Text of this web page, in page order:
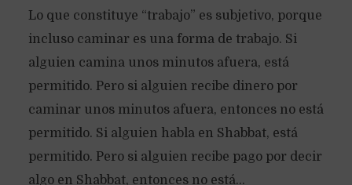
Lo que constituye “trabajo” es subjetivo, porque
incluso caminar es una forma de trabajo. Si
alguien camina unos minutos afuera, está
permitido. Pero si alguien recibe dinero por
caminar unos minutos afuera, entonces no está
permitido. Si alguien habla en Shabbat, está
permitido. Pero si alguien recibe pago por decir
algo en Shabbat, entonces no está...